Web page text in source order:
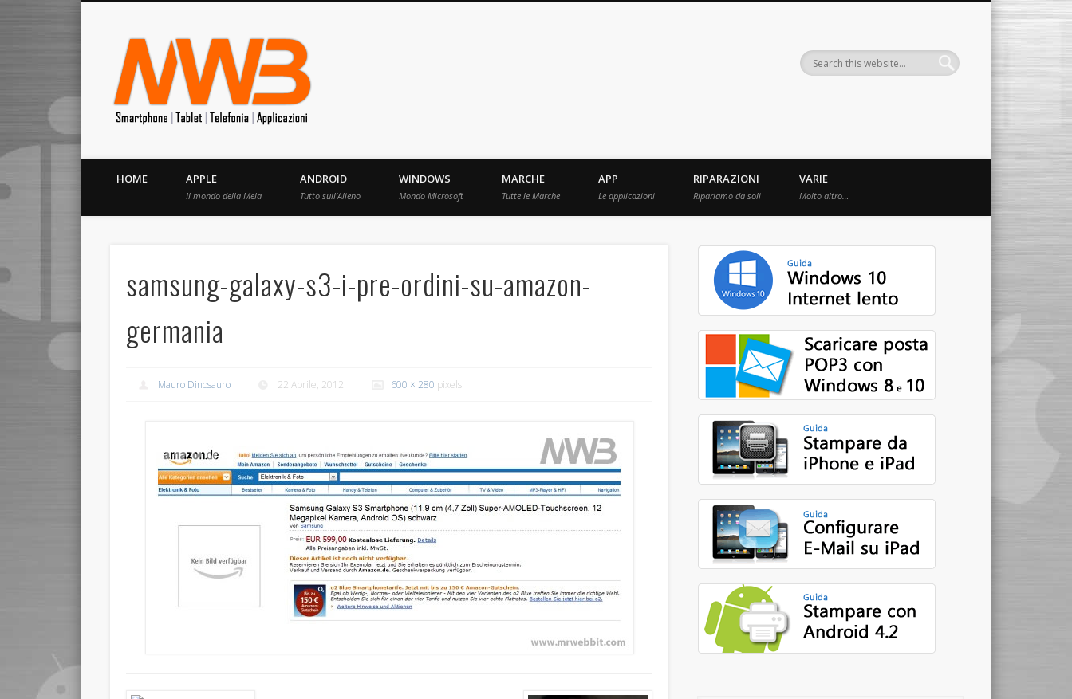
Siete appassionati di telefonia? I migliori Video, Recensioni e Prove raccolti in Rete.
HOME APPLE
Il mondo della Mela
ANDROID
Tutto sull’Alieno
WINDOWS
Mondo Microsoft
MARCHE
Tutte le Marche
APP
Le applicazioni
RIPARAZIONI
Ripariamo da soli
VARIE
Molto altro…
samsung-galaxy-s3-i-pre-ordini-su-amazon-
germania
Mauro Dinosauro 22 Aprile, 2012 600 × 280 pixels